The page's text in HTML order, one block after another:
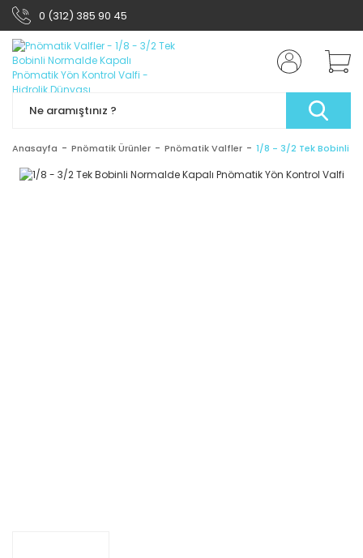
0 (312) 385 90 45
Anasayfa Pnömatik Ürünler Pnömatik Valfler 1/8 - 3/2 Tek Bobinli